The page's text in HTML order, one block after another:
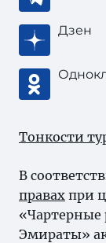
Дзен
Тонкости
В
правах при
«Чартерные
Эмираты»